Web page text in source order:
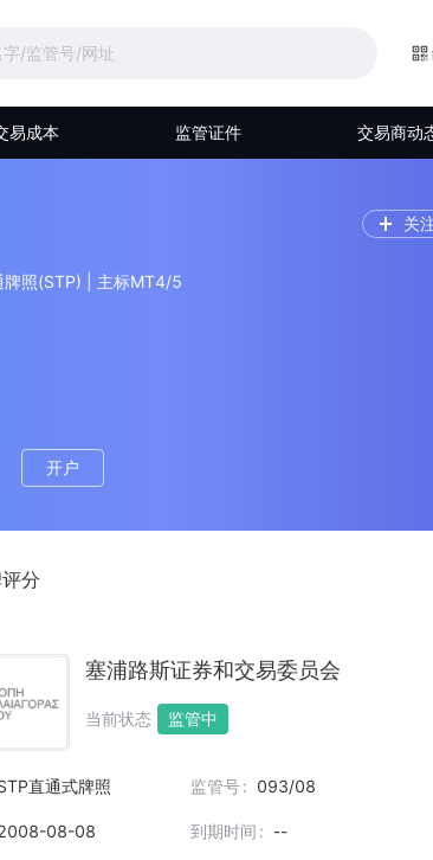
易成本 监管证件 交易商动
关
照(STP) | 主标MT4/5
开户
分
塞浦路斯证券和交易委员会
当前状态 监管中
直通式牌照 监管号 093/08
08-08 到期时间 --